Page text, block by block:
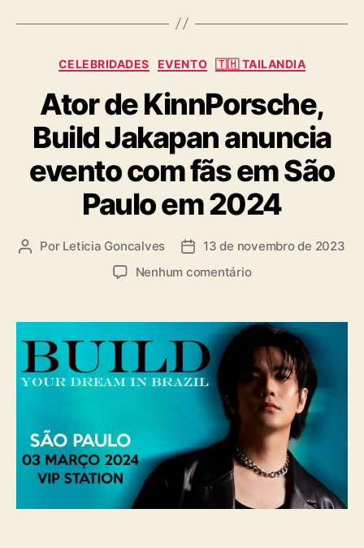
s
C
t
e
g
o
r
i
a
CELEBRIDADES EVENTO 🇹🇭 TAILANDIA
Ator de KinnPorsche,
Build Jakapan anuncia
evento com fãs em São
Paulo em 2024
A
r
d
p
o
Por Leticia Goncalves
D
d
e
u
b
c
a
ç
13 de novembro de 2023
Nenhum comentárioe
t
d
e
n
n
o